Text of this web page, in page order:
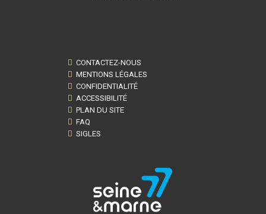
CONTACTEZ-NOUS
MENTIONS LÉGALES
CONFIDENTIALITÉ
ACCESSIBILITÉ
PLAN DU SITE
FAQ
SIGLES